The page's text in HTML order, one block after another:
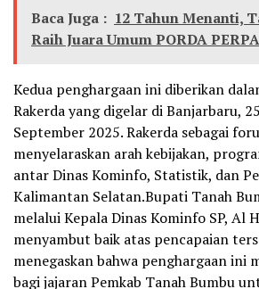
Baca Juga : 12 Tahun Menanti,
Raih Juara Umum PORDA
Kedua penghargaan ini diberikan
Rakerda yang digelar di Banjarbaru,
September 2025. Rakerda sebagai
menyelaraskan arah kebijakan,
antar Dinas Kominfo, Statistik, dan
Kalimantan Selatan.Bupati Tanah
melalui Kepala Dinas Kominfo SP, Al
menyambut baik atas pencapaian
menegaskan bahwa penghargaan ini
bagi jajaran Pemkab Tanah Bumbu